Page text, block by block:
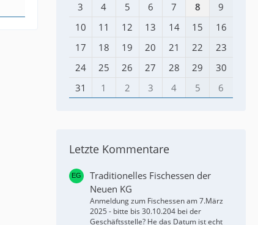
3
4 5 6 7 8
9
10
11 12 13 14 15
16
17
18 19 20 21 22
23
24
25 26 27 28 29
30
31
1 2 3 4 5 6
Letzte Kommentare
Traditionelles Fischessen der
Neuen KG
Anmeldung zum Fischessen am 7.März
2025 - bitte bis 30.10.204 bei der
Geschäftsstelle? He das Datum ist echt